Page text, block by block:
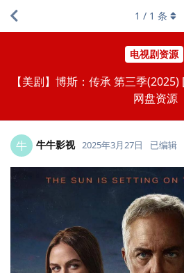
电视剧资源
【美剧】博斯：传承 第三季
网盘资源
1 / 1 条
牛 牛牛影视 2025年3月27日 已编辑